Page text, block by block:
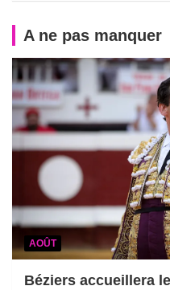
A ne pas manquer
AOÛT
Béziers accueillera